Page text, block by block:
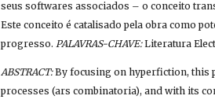
seus softwares associados – o conceito
Este conceito é catalisado pela obra como
progresso. PALAVRAS-CHAVE: Literatura
ABSTRACT: By focusing on hyperfiction, this
processes (ars combinatoria), and with its